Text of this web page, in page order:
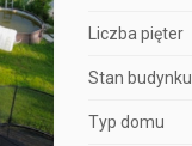
Liczba pięter
Stan budynku
Typ domu